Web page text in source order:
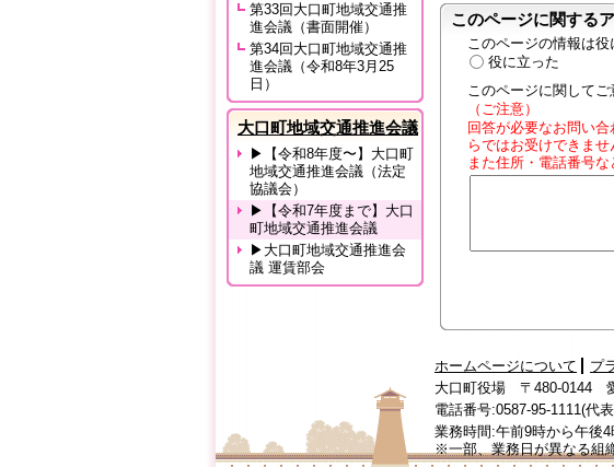
第33回大口町地域交通推
進会議（書面開催）
第34回大口町地域交通推
進会議（令和8年3月25
日）
大口町地域交通推進会議
▶【令和8年度〜】大口町
地域交通推進会議（法定
協議会）
▶【令和7年度まで】大口
町地域交通推進会議
▶大口町地域交通推進会
議 運賃部会
このページに関する
このページの情報は役
役に立った
このページに関してご
（ご注意）
回答が必要なお問い
らではお受けできませ
また住所・電話番号
ホームページについて プ
大口町役場 〒480-0144
電話番号:0587-95-1111(代
業務時間:午前9時から午後
※一部、業務日が異なる組